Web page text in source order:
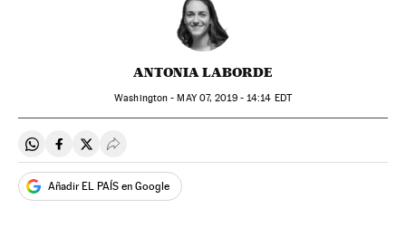
ANTONIA LABORDE
Washington -MAY07, 2019 - 14:14 EDT
Compartir en Whatsapp
Compartir en Facebook
Compartir en Twitter
Desplegar Redes Sociales
Añadir EL PAÍS en Google